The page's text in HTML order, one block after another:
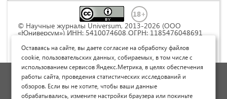
© Научные журналы Universum, 2013-2026 (ООО
«Юниверсум») ИНН: 5410074608 ОГРН: 1185476048691
Commons « Attribution» («Атрибуция») 4.0
Непортированная
Политика обработки персональных данных
Договор оферты
Оставаясь на сайте, вы даете согласие на обработку файлов
cookie, пользовательских данных, собираемых, в том числе с
использованием сервисов Яндекс.Метрика, в целях обеспечения
работы сайта, проведения статистических исследований и
обзоров. Если вы не хотите, чтобы ваши данные
обрабатывались, измените настройки браузера или покиньте